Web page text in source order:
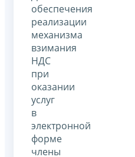
обеспечения
реализации
механизма
взимания
НДС
при
оказании
услуг
в
электронной
форме
члены